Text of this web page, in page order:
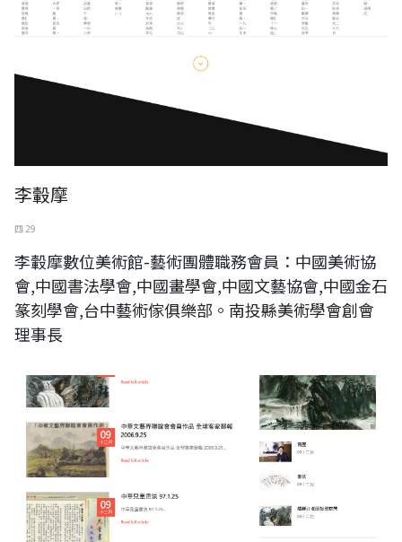
李轂摩
四 29
李轂摩數位美術館-藝術團體職務會員：中國美術協
會,中國書法學會,中國畫學會,中國文藝協會,中國金石
篆刻學會,台中藝術傢俱樂部。南投縣美術學會創會
理事長